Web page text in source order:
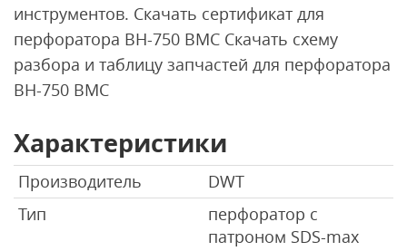
инструментов. Скачать сертификат для
перфоратора BH-750 BMC Скачать схему
разбора и таблицу запчастей для перфоратора
BH-750 BMC
Характеристики
Производитель
DWT
Тип
перфоратор с
патроном SDS-max